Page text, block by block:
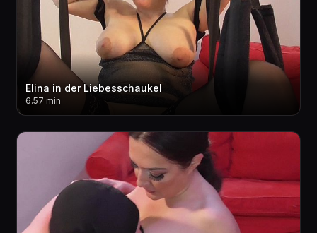
Elina in der Liebesschaukel
6.57 min